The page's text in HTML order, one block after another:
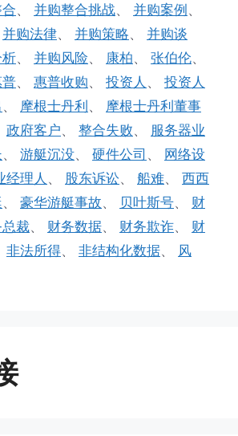
、 并购整合挑战、 并购案例、
并购法律、 并购策略、 并购谈
、 并购风险、 康柏、 张伯伦、
、 惠普收购、 投资人 、 投资人
、 摩根士丹利、 摩根士丹利董事
政府客户、 整合失败、 服务器业
、 游艇沉没、 硬件公司 、 网络设
经理人 、 股东诉讼、 船难、 西西
、 豪华游艇事故、 贝叶斯号、 财
裁、 财务数据、 财务欺诈、 财
非法所得、 非结构化数据、 风